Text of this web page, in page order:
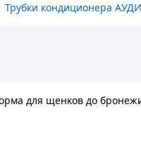
Трубки кондиционера
для щенков до